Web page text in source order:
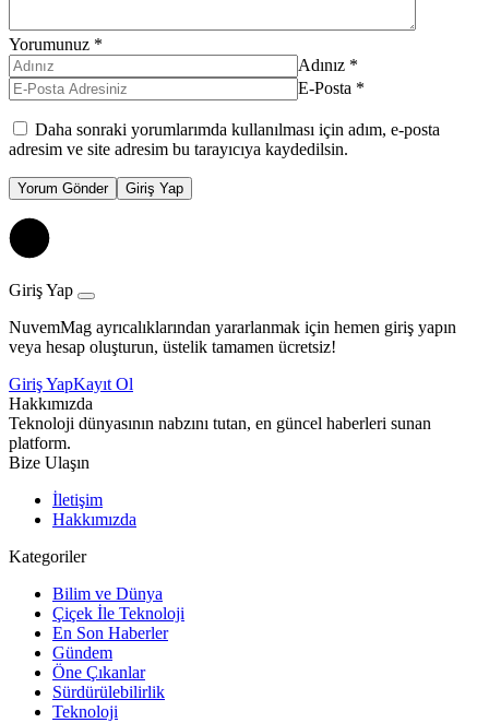
Yorumunuz *
Adınız *
E-Posta *
Daha sonraki yorumlarımda kullanılması için adım, e-posta
adresim ve site adresim bu tarayıcıya kaydedilsin.
Yorum Gönder Giriş Yap
Giriş Yap
NuvemMag ayrıcalıklarından yararlanmak için hemen giriş yapın
veya hesap oluşturun, üstelik tamamen ücretsiz!
Giriş YapKayıt Ol
Hakkımızda
Teknoloji dünyasının nabzını tutan, en güncel haberleri sunan
platform.
Bize Ulaşın
İletişim
Hakkımızda
Kategoriler
Bilim ve Dünya
Çiçek İle Teknoloji
En Son Haberler
Gündem
Öne Çıkanlar
Sürdürülebilirlik
Teknoloji